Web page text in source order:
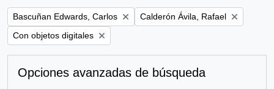
Remove filter:
Bascuñan Edwards, Carlos Remove filter:
Calderón Ávila, Rafael
Remove filter:
Con objetos digitales
Opciones avanzadas de búsqueda